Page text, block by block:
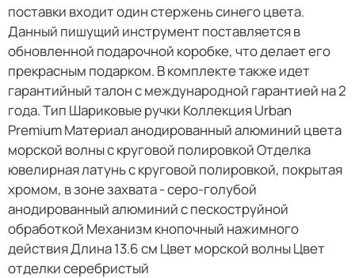
поставки входит один стержень синего цвета.
Данный пишущий инструмент поставляется в
обновленной подарочной коробке, что делает его
прекрасным подарком. В комплекте также идет
гарантийный талон с международной гарантией на 2
года. Тип Шариковые ручки Коллекция Urban
Premium Материал анодированный алюминий цвета
морской волны с круговой полировкой Отделка
ювелирная латунь с круговой полировкой, покрытая
хромом, в зоне захвата - серо-голубой
анодированный алюминий с пескоструйной
обработкой Механизм кнопочный нажимного
действия Длина 13.6 см Цвет морской волны Цвет
отделки серебристый